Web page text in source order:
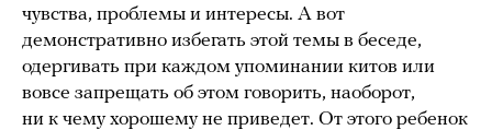
чувства, проблемы и интересы. А вот
демонстративно избегать этой темы в беседе,
одергивать при каждом упоминании китов или
вовсе запрещать об этом говорить, наоборот,
ни к чему хорошему не приведет. От этого ребенок